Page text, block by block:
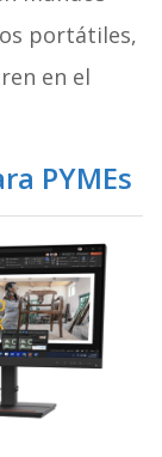
portátiles,
en el
PYMEs